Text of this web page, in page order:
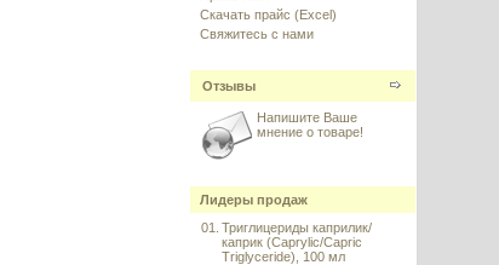
Скачать прайс (Excel)
Свяжитесь с нами
Отзывы
Напишите Ваше
мнение о товаре!
Лидеры продаж
01. Триглицериды каприлик/
каприк (Caprylic/Capric
Triglyceride), 100 мл